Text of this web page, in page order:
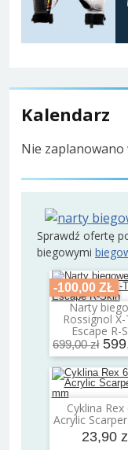
Kalendarz
Nie zaplanowano
Sprawdź ofertę
biegowymi
-100,00 ZŁ
Narty
Rossignol
Escape R-
699,00 zł
Dodaj do
Cyklina Rex
Acrylic
23,90
Dodaj do